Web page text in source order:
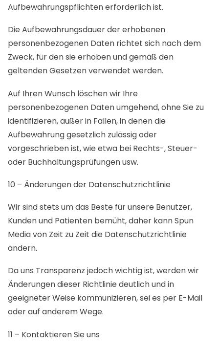
Aufbewahrungspflichten erforderlich ist.
Die Aufbewahrungsdauer der erhobenen
personenbezogenen Daten richtet sich nach dem
Zweck, für den sie erhoben und gemäß den
geltenden Gesetzen verwendet werden.
Auf Ihren Wunsch löschen wir Ihre
personenbezogenen Daten umgehend, ohne Sie zu
identifizieren, außer in Fällen, in denen die
Aufbewahrung gesetzlich zulässig oder
vorgeschrieben ist, wie etwa bei Rechts-, Steuer-
oder Buchhaltungsprüfungen usw.
10 – Änderungen der Datenschutzrichtlinie
Wir sind stets um das Beste für unsere Benutzer,
Kunden und Patienten bemüht, daher kann Spun
Media von Zeit zu Zeit die Datenschutzrichtlinie
ändern.
Da uns Transparenz jedoch wichtig ist, werden wir
Änderungen dieser Richtlinie deutlich und in
geeigneter Weise kommunizieren, sei es per E-Mail
oder auf anderem Wege.
11 – Kontaktieren Sie uns